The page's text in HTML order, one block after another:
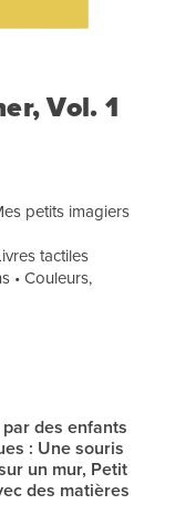
Vol. 1
petits imagiers
tactiles
• Couleurs,
des enfants
: Une souris
un mur, Petit
des matières